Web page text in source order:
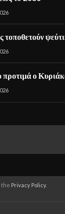
τοποθετούν
προτιμά ο
the Privacy Policy.